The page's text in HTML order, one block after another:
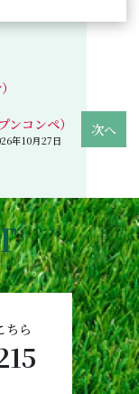
ンコンペ）
年10月27日
ちら